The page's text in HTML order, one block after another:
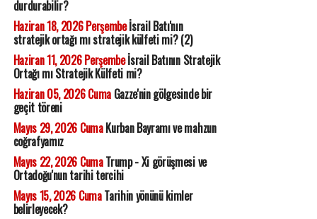
durdurabilir?
Haziran 18, 2026 Perşembeİsrail Batı'nın
stratejik ortağı mı stratejik külfeti mi? (2)
Haziran 11, 2026 Perşembeİsrail Batının Stratejik
Ortağı mı Stratejik Külfeti mi?
Haziran 05, 2026 CumaGazze'nin gölgesinde bir
geçit töreni
Mayıs 29, 2026 CumaKurban Bayramı ve mahzun
coğrafyamız
Mayıs 22, 2026 CumaTrump - Xi görüşmesi ve
Ortadoğu'nun tarihi tercihi
Mayıs 15, 2026 CumaTarihin yönünü kimler
belirleyecek?